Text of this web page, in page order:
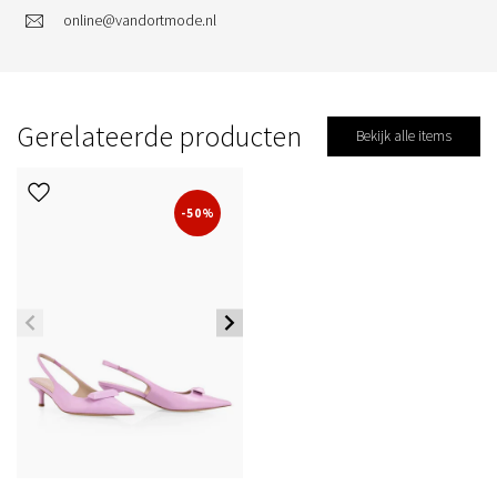
online@vandortmode.nl
Gerelateerde producten Bekijk alle items
-50%